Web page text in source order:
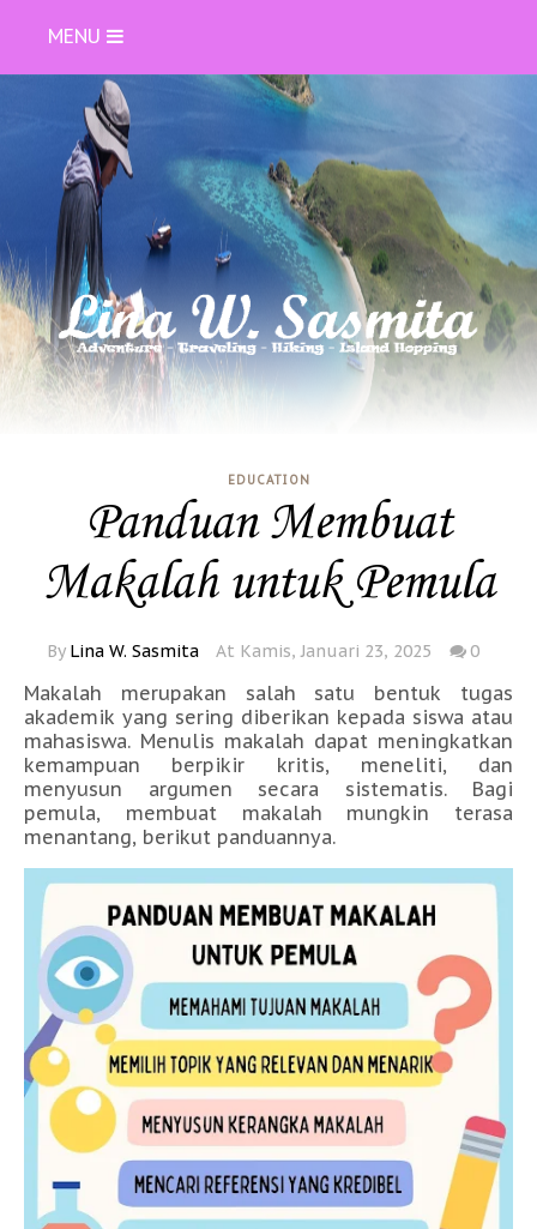
MENU
EDUCATION
Panduan Membuat
Makalah untuk Pemula
By Lina W. Sasmita At Kamis, Januari 23, 2025 0
Makalah merupakan salah satu bentuk tugas
akademik yang sering diberikan kepada siswa atau
mahasiswa. Menulis makalah dapat meningkatkan
kemampuan berpikir kritis, meneliti, dan
menyusun argumen secara sistematis. Bagi
pemula, membuat makalah mungkin terasa
menantang, berikut panduannya.